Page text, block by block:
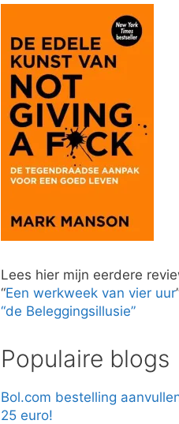
Lees hier mijn eerdere
“Een werkweek van vier uur
“de Beleggingsillusie”
Populaire blogs
Bol.com bestelling
25 euro!